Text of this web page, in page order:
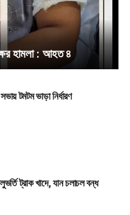
হামলা : আহত ৪
টমটম ভাড়া নির্ধারণ
ট্রাক খাদে, যান চলাচল বন্ধ